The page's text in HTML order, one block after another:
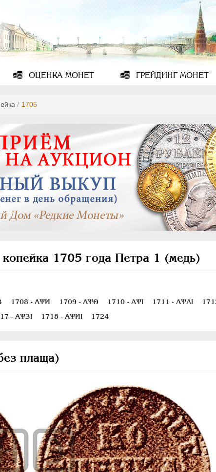
ОЦЕНКА МОНЕТ ГРЕЙДИНГМОНЕТ
/ 1705
1705 года Петра 1 (медь)
1708 - АѰИ 1709 - АѰѲ 1710 - АѰI 1711 - АѰАI
- АѰЗI 1718 - АѰИI 1724
плаща)